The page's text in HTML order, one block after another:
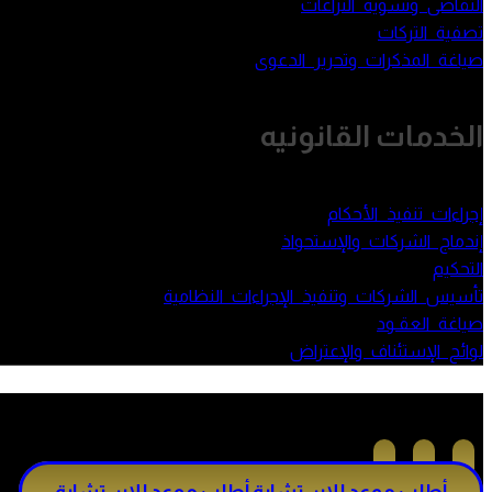
التقاضى وتسوية النزاعات
تصفية التركات
صياغة المذكرات وتحرير الدعوى
الخدمات القانونيه
إجراءات تنفيذ الأحكام
إندماج الشركات والإستحواذ
التحكيم
تأسيس الشركات وتنفيذ الإجراءات النظامية
صياغة العقـود
لوائح الإستئناف والإعتراض